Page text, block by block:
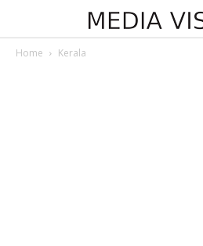
Home Kerala